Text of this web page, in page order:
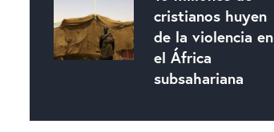
cristianos huyen
de la violencia en
el África
subsahariana